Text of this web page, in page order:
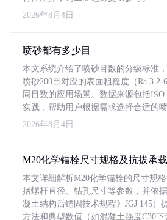
2026年8月4日
喷砂都有多少目
本文系统介绍了喷砂目数的分级标准
喷砂200目对应的表面粗糙度（Ra 3.2-
同目数的应用场景。数据来源包括ISO
实践，帮助用户根据需求选择合适的喷
2026年8月4日
M20化学锚栓尺寸规格及抗拔承
本文详细解析M20化学锚栓的尺寸规
括螺杆直径、钻孔尺寸等参数，并依
凝土结构后锚固技术规程》JGJ 145）
方法和典型数值（如混凝土强度C30下